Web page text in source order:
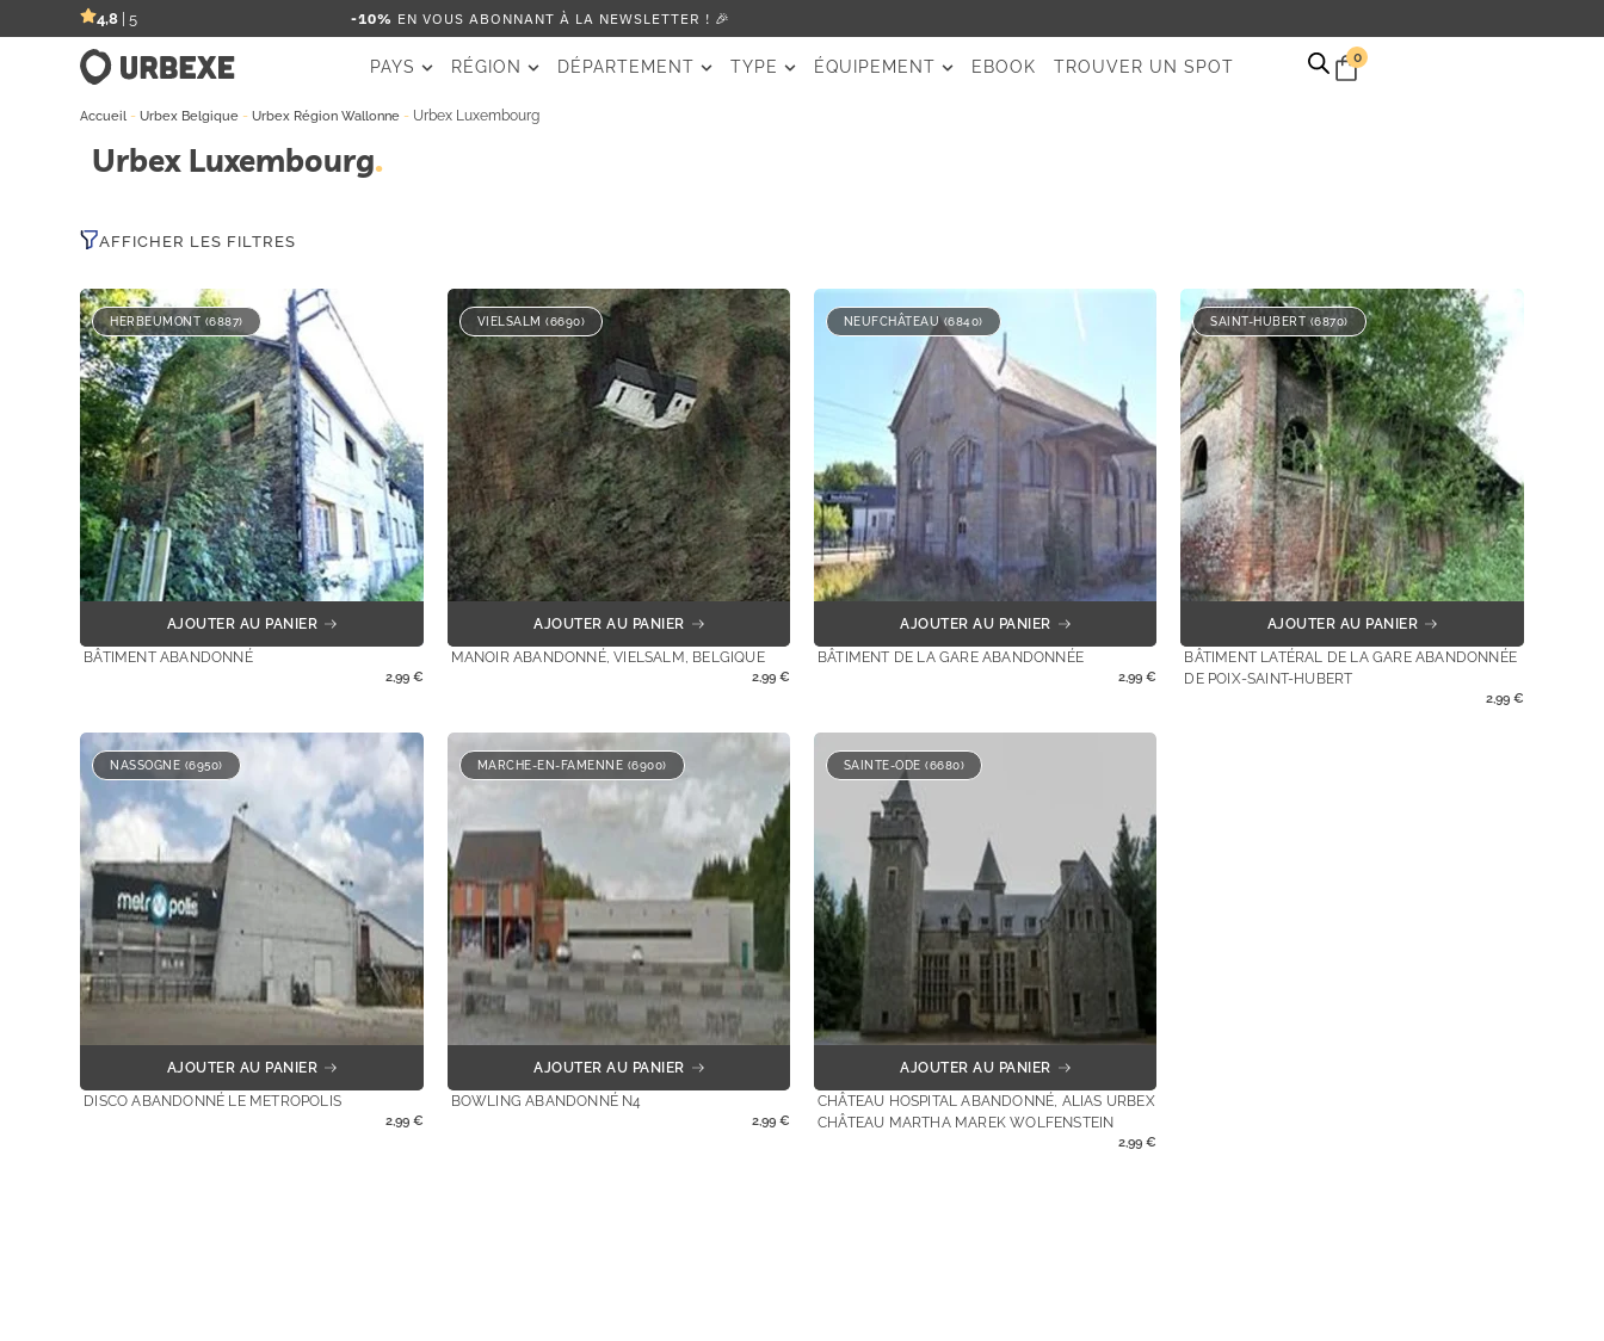
4,8 | 5 -10% EN VOUS ABONNANT À LA NEWSLETTER ! 🎉
PAYS RÉGION DÉPARTEMENT TYPE ÉQUIPEMENT EBOOK TROUVER UN SPOT
0
Accueil -Urbex Belgique -Urbex Région Wallonne - Urbex Luxembourg
Urbex Luxembourg
AFFICHER LES FILTRES
HERBEUMONT (6887)
AJOUTER AU PANIER
BÂTIMENT ABANDONNÉ
2,99 €
VIELSALM (6690)
AJOUTER AU PANIER
MANOIR ABANDONNÉ, VIELSALM, BELGIQUE
2,99 €
NEUFCHÂTEAU (6840)
AJOUTER AU PANIER
BÂTIMENT DE LA GARE ABANDONNÉE
2,99€
SAINT-HUBERT (6870)
AJOUTER AU PANIER
BÂTIMENT LATÉRAL DE LA GARE ABANDONNÉE
DE POIX-SAINT-HUBERT
2,99 €
NASSOGNE (6950)
AJOUTER AU PANIER
DISCO ABANDONNÉ LE METROPOLIS
2,99 €
MARCHE-EN-FAMENNE (6900)
AJOUTER AU PANIER
BOWLING ABANDONNÉ N4
2,99 €
SAINTE-ODE (6680)
AJOUTER AU PANIER
CHÂTEAU HOSPITAL ABANDONNÉ, ALIAS URBEX
CHÂTEAU MARTHA MAREK WOLFENSTEIN
2,99€